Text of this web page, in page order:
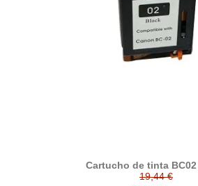
Cartucho de tinta
19,44 €